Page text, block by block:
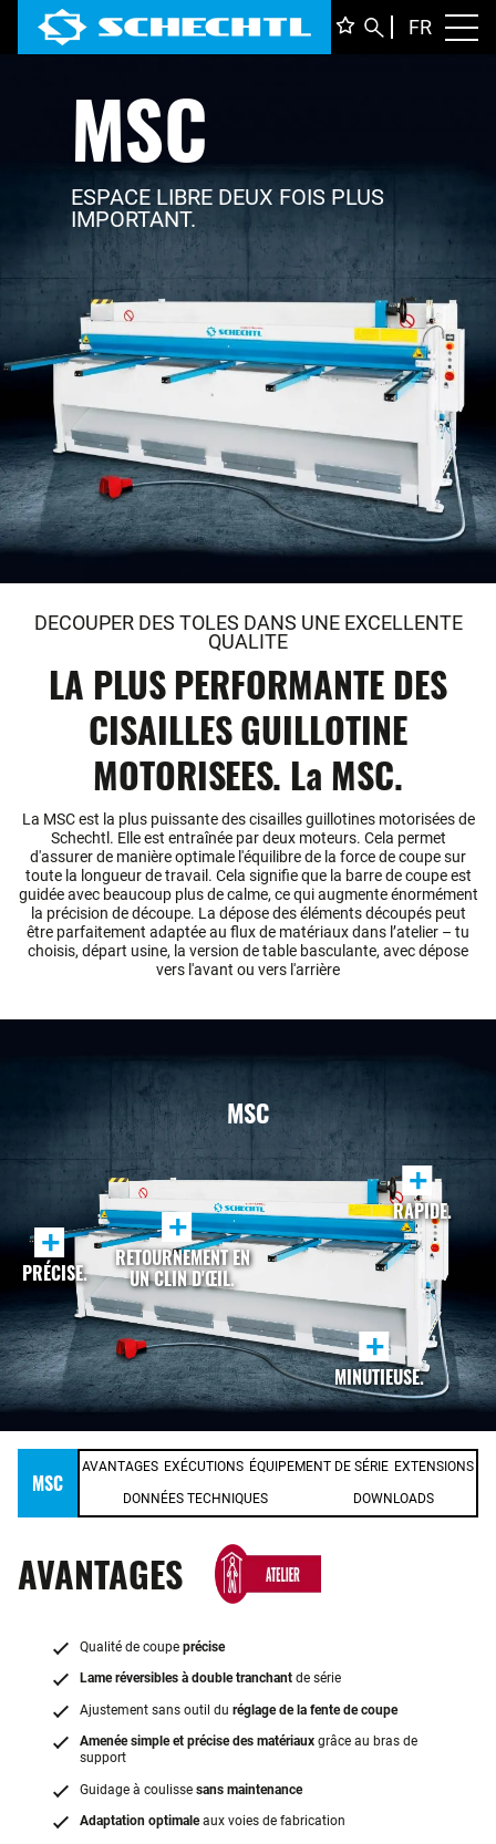
FR
MSC
ESPACE LIBRE DEUX FOIS PLUS
IMPORTANT.
DECOUPER DES TOLES DANS UNE EXCELLENTE
QUALITE
LA PLUS PERFORMANTE DES
CISAILLES GUILLOTINE
MOTORISEES. La MSC.
La MSC est la plus puissante des cisailles guillotines motorisées de
Schechtl. Elle est entraînée par deux moteurs. Cela permet
d'assurer de manière optimale l'équilibre de la force de coupe sur
toute la longueur de travail. Cela signifie que la barre de coupe est
guidée avec beaucoup plus de calme, ce qui augmente énormément
la précision de découpe. La dépose des éléments découpés peut
être parfaitement adaptée au flux de matériaux dans l’atelier – tu
choisis, départ usine, la version de table basculante, avec dépose
vers l'avant ou vers l'arrière
MSC
+
RETOURNEMENT EN
UN CLIN D'ŒIL.
+
RAPIDE.
+
PRÉCISE.
+
MINUTIEUSE.
MSC
AVANTAGES EXÉCUTIONS ÉQUIPEMENT DE SÉRIE EXTENSIONS
DONNÉES TECHNIQUES DOWNLOADS
AVANTAGES
Qualité de coupe précise
Lame réversibles à double tranchant de série
Ajustement sans outil du réglage de la fente de coupe
Amenée simple et précise des matériaux grâce au bras de
support
Guidage à coulisse sans maintenance
Adaptation optimaleaux voies de fabrication